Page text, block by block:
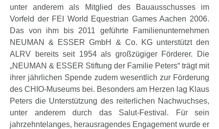
unter anderem als Mitglied des Bauausschusses im
Vorfeld der FEI World Equestrian Games Aachen 2006.
Das von ihm bis 2011 geführte Familienunternehmen
NEUMAN & ESSER GmbH & Co. KG unterstützt den
ALRV bereits seit 1954 als großzügiger Förderer. Die
„NEUMAN & ESSER Stiftung der Familie Peters“ trägt mit
ihrer jährlichen Spende zudem wesentlich zur Förderung
des CHIO-Museums bei. Besonders am Herzen lag Klaus
Peters die Unterstützung des reiterlichen Nachwuchses,
unter anderem durch das Salut-Festival. Für sein
jahrzehntelanges, herausragendes Engagement wurde er